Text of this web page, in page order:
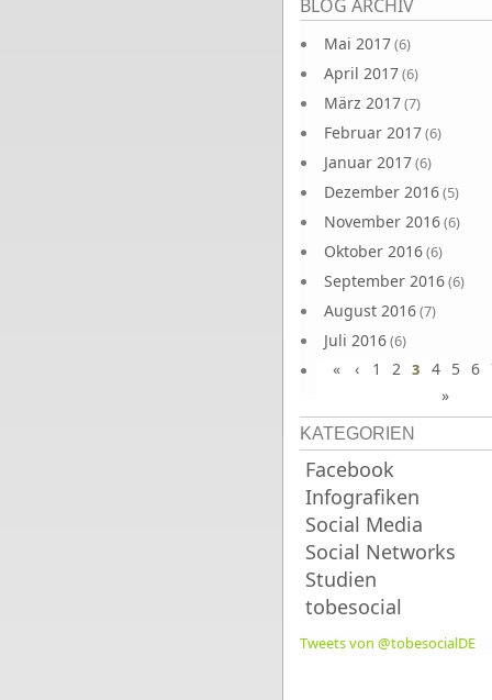
BLOG ARCHIV
Mai 2017(6)
April 2017(6)
März 2017(7)
Februar 2017(6)
Januar 2017(6)
Dezember 2016(5)
November 2016(6)
Oktober 2016(6)
September 2016(6)
August 2016(7)
Juli 2016(6)
Juni 2016(7)
« ‹ 1 2 3 4 5 6
»
KATEGORIEN
Facebook
Infografiken
Social Media
Social Networks
Studien
tobesocial
Tweets von @tobesocialDE